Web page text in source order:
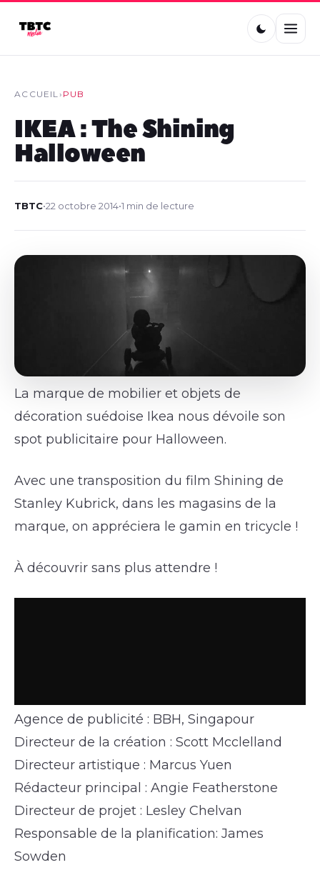
ACCUEIL› PUB
IKEA : The Shining
Halloween
TBTC•22 octobre 2014•1 min de lecture
La marque de mobilier et objets de
décoration suédoise Ikea nous dévoile son
spot publicitaire pour Halloween.
Avec une transposition du film Shining de
Stanley Kubrick, dans les magasins de la
marque, on appréciera le gamin en tricycle !
À découvrir sans plus attendre !
Agence de publicité : BBH, Singapour
Directeur de la création : Scott Mcclelland
Directeur artistique : Marcus Yuen
Rédacteur principal : Angie Featherstone
Directeur de projet : Lesley Chelvan
Responsable de la planification: James
Sowden